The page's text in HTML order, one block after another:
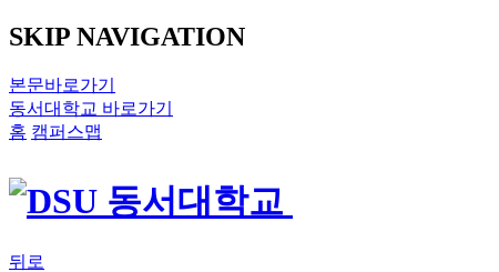
SKIP NAVIGATION
본문바로가기
동서대학교 바로가기
홈 캠퍼스맵
뒤로